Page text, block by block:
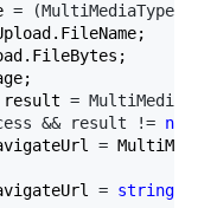
=
=
&& result !=
=
= string